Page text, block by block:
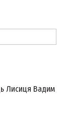
Лисиця Вадим